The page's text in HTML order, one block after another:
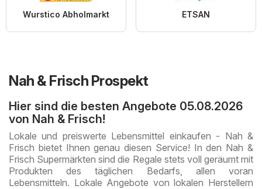
Wurstico Abholmarkt ETSAN
Nah & Frisch Prospekt
Hier sind die besten Angebote 05.08.2026
von Nah & Frisch!
Lokale und preiswerte Lebensmittel einkaufen - Nah &
Frisch bietet Ihnen genau diesen Service! In den Nah &
Frisch Supermärkten sind die Regale stets voll geräumt mit
Produkten des täglichen Bedarfs, allen voran
Lebensmitteln. Lokale Angebote von lokalen Herstellern